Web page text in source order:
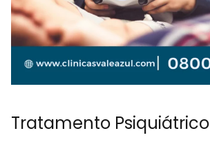
Tratamento Psiquiátrico